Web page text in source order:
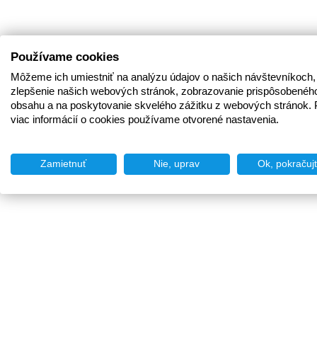
Používame cookies
Môžeme ich umiestniť na analýzu údajov o našich
zlepšenie našich webových stránok, zobrazovanie
obsahu a na poskytovanie skvelého zážitku z webových stránok.
viac informácií o cookies používame otvorené nastavenia.
Zamietnuť Nie, uprav Ok,